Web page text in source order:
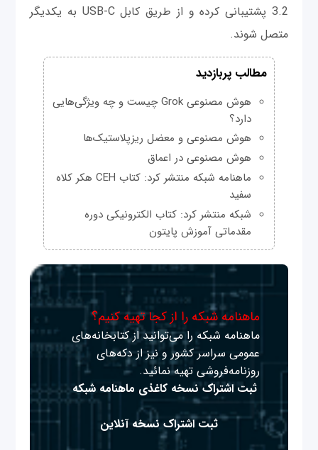
3.2 پشتیبانی کرده و از طریق کابل USB-C به یکدیگر
متصل شوند.
مطالب پربازدید
هوش مصنوعی Grok چیست و چه ویژگی‌هایی
دارد؟
هوش مصنوعی و معضل ریزپلاستیک‌ها
هوش مصنوعی در اعماق
ماهنامه شبکه منتشر کرد: کتاب CEH هکر کلاه
سفید
شبکه منتشر کرد: کتاب الکترونیکی دوره
مقدماتی آموزش پایتون
ماهنامه شبکه را از کجا تهیه کنیم؟
ماهنامه شبکه را می‌توانید از کتابخانه‌های
عمومی سراسر کشور و نیز از دکه‌های
روزنامه‌فروشی تهیه نمائید.
ثبت اشتراک نسخه کاغذی ماهنامه شبکه
ثبت اشتراک نسخه آنلاین